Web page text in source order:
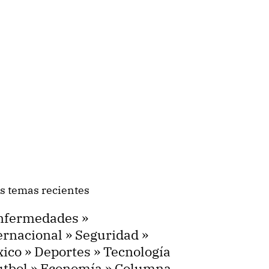
temas recientes
»
» Seguridad»
» Deportes »Tecnología